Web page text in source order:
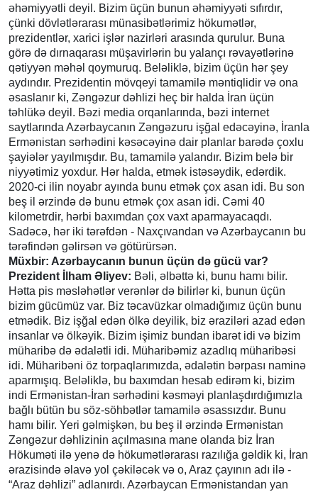
əhəmiyyətli deyil. Bizim üçün bunun əhəmiyyəti sıfırdır,
çünki dövlətlərarası münasibətlərimiz hökumətlər,
prezidentlər, xarici işlər nazirləri arasında qurulur. Buna
görə də dırnaqarası müşavirlərin bu yalançı rəvayətlərinə
qətiyyən məhəl qoymuruq. Beləliklə, bizim üçün hər şey
aydındır. Prezidentin mövqeyi tamamilə məntiqlidir və ona
əsaslanır ki, Zəngəzur dəhlizi heç bir halda İran üçün
təhlükə deyil. Bəzi media orqanlarında, bəzi internet
saytlarında Azərbaycanın Zəngəzuru işğal edəcəyinə, İranla
Ermənistan sərhədini kəsəcəyinə dair planlar barədə çoxlu
şayiələr yayılmışdır. Bu, tamamilə yalandır. Bizim belə bir
niyyətimiz yoxdur. Hər halda, etmək istəsəydik, edərdik.
2020-ci ilin noyabr ayında bunu etmək çox asan idi. Bu son
beş il ərzində də bunu etmək çox asan idi. Cəmi 40
kilometrdir, hərbi baxımdan çox vaxt aparmayacaqdı.
Sadəcə, hər iki tərəfdən - Naxçıvandan və Azərbaycanın bu
tərəfindən gəlirsən və götürürsən.
Müxbir: Azərbaycanın bunun üçün də gücü var?
Prezident İlham Əliyev: Bəli, əlbəttə ki, bunu hamı bilir.
Hətta pis məsləhətlər verənlər də bilirlər ki, bunun üçün
bizim gücümüz var. Biz təcavüzkar olmadığımız üçün bunu
etmədik. Biz işğal edən ölkə deyilik, biz əraziləri azad edən
insanlar və ölkəyik. Bizim işimiz bundan ibarət idi və bizim
müharibə də ədalətli idi. Müharibəmiz azadlıq müharibəsi
idi. Müharibəni öz torpaqlarımızda, ədalətin bərpası naminə
aparmışıq. Beləliklə, bu baxımdan hesab edirəm ki, bizim
indi Ermənistan-İran sərhədini kəsməyi planlaşdırdığımızla
bağlı bütün bu söz-söhbətlər tamamilə əsassızdır. Bunu
hamı bilir. Yeri gəlmişkən, bu beş il ərzində Ermənistan
Zəngəzur dəhlizinin açılmasına mane olanda biz İran
Hökuməti ilə yenə də hökumətlərarası razılığa gəldik ki, İran
ərazisində əlavə yol çəkiləcək və o, Araz çayının adı ilə -
“Araz dəhlizi” adlanırdı. Azərbaycan Ermənistandan yan